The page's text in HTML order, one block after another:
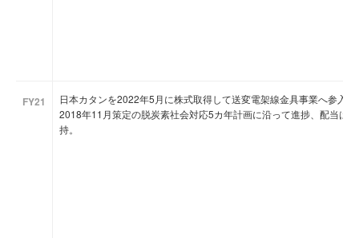
FY21
日本カタンを2022年5月に株式取得して送変電架線金具事業へ参入
2018年11月策定の脱炭素社会対応5カ年計画に沿って進捗、配当は
持。